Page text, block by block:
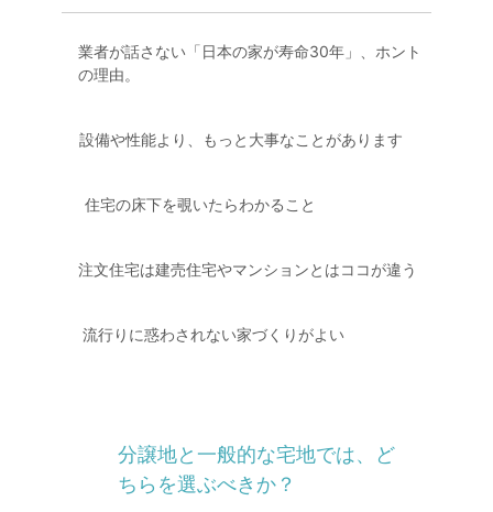
業者が話さない「日本の家が寿命30年」、ホント
の理由。
設備や性能より、もっと大事なことがあります
住宅の床下を覗いたらわかること
注文住宅は建売住宅やマンションとはココが違う
流行りに惑わされない家づくりがよい
分譲地と一般的な宅地では、ど
ちらを選ぶべきか？